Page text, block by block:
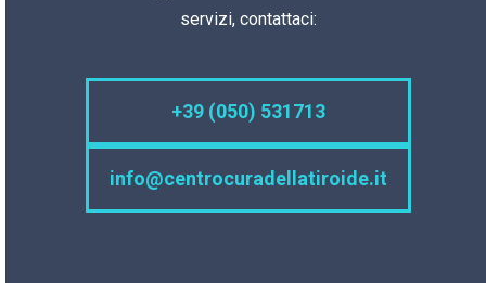
servizi, contattaci:
+39 (050) 531713
info@centrocuradellatiroide.it